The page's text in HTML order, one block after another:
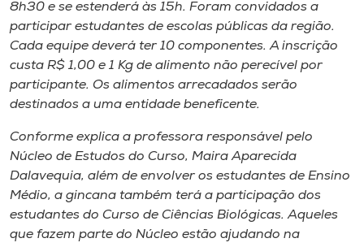
Selecione
8h30 e se estenderá às 15h. Foram convidados a
participar estudantes de escolas públicas da região.
Cada equipe deverá ter 10 componentes. A inscrição
custa R$ 1,00 e 1 Kg de alimento não perecível por
participante. Os alimentos arrecadados serão
destinados a uma entidade beneficente.
Conforme explica a professora responsável pelo
Núcleo de Estudos do Curso, Maira Aparecida
Dalavequia, além de envolver os estudantes de Ensino
Médio, a gincana também terá a participação dos
estudantes do Curso de Ciências Biológicas. Aqueles
que fazem parte do Núcleo estão ajudando na